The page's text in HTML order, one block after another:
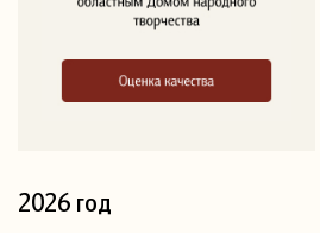
2026 год